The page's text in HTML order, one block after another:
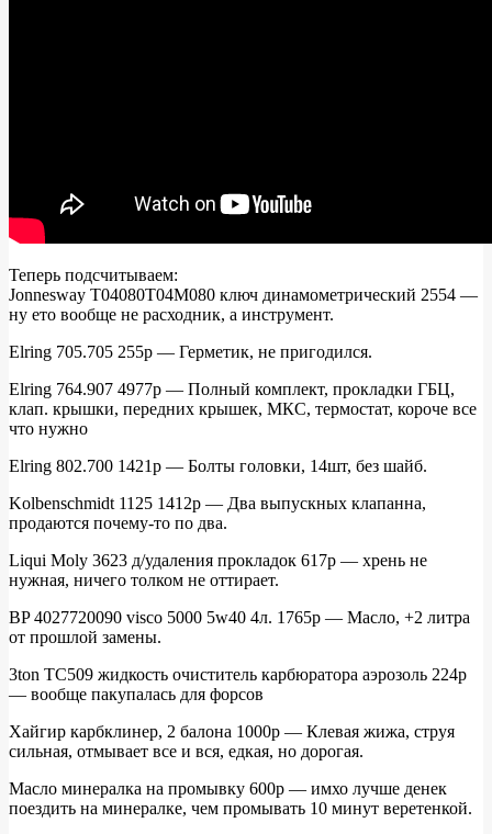
Теперь подсчитываем:
Jonnesway T04080T04M080 ключ динамометрический 2554 —
ну ето вообще не расходник, а инструмент.
Elring 705.705 255р — Герметик, не пригодился.
Elring 764.907 4977р — Полный комплект, прокладки ГБЦ,
клап. крышки, передних крышек, МКС, термостат, короче все
что нужно
Elring 802.700 1421р — Болты головки, 14шт, без шайб.
Kolbenschmidt 1125 1412р — Два выпускных клапанна,
продаются почему-то по два.
Liqui Moly 3623 д/удаления прокладок 617р — хрень не
нужная, ничего толком не оттирает.
BP 4027720090 visco 5000 5w40 4л. 1765р — Масло, +2 литра
от прошлой замены.
3ton TC509 жидкость очиститель карбюратора аэрозоль 224р
— вообще пакупалась для форсов
Хайгир карбклинер, 2 балона 1000р — Клевая жижа, струя
сильная, отмывает все и вся, едкая, но дорогая.
Масло минералка на промывку 600р — имхо лучше денек
поездить на минералке, чем промывать 10 минут веретенкой.